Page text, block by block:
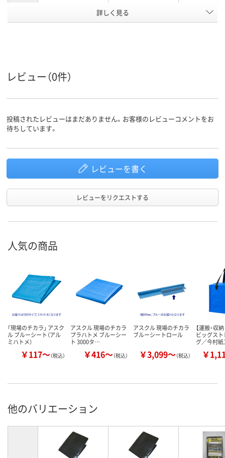
ブルー系
詳しく見る
レビュー（0件）
投稿されたレビューはまだありません。お客様のレビューコメントをお
待ちしています。
レビューを書く
レビューをリクエストする
人気の商品
「現場のチカラ」 アスク
ル ブルーシート（アル
ミハトメ）
￥117～（税込）
アスクル 現場のチカラ
プラハトメ ブルーシー
ト 3000タ…
￥416～（税込）
アスクル 現場のチカラ
ブルーシートロール
￥3,099～（税込）
【運搬・収
ビッグス
グ／今村紙
￥
他のバリエーション